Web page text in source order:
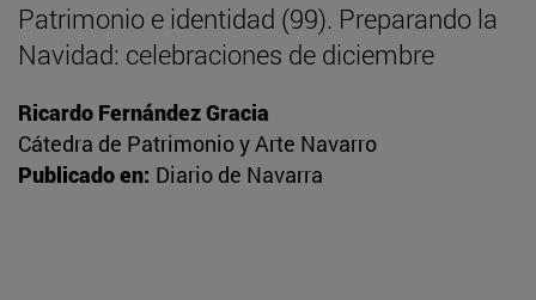
Patrimonio e identidad (99). Preparando la
Navidad: celebraciones de diciembre
Ricardo Fernández Gracia
Cátedra de Patrimonio y Arte Navarro
Publicado en: Diario de Navarra